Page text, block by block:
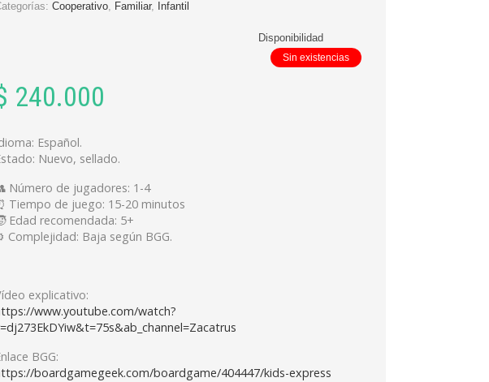
Cooperativo, Familiar, Infantil
Disponibilidad
Sin existencias
240.000
Español.
Nuevo, sellado.
Número de jugadores: 1-4
Tiempo de juego: 15-20 minutos
Edad recomendada: 5+
Complejidad: Baja según BGG.
explicativo:
www.youtube.com/watch?
BGG:
boardgamegeek.com/boardgame/404447/kids-express